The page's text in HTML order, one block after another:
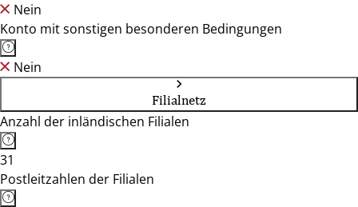
Nein
Konto mit sonstigen besonderen Bedingungen
Nein
Filialnetz
Anzahl der inländischen Filialen
31
Postleitzahlen der Filialen